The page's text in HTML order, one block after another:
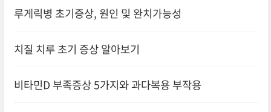
루게릭병 초기증상, 원인 및 완치가능성
치질 치루 초기 증상 알아보기
비타민D 부족증상 5가지와 과다복용 부작용